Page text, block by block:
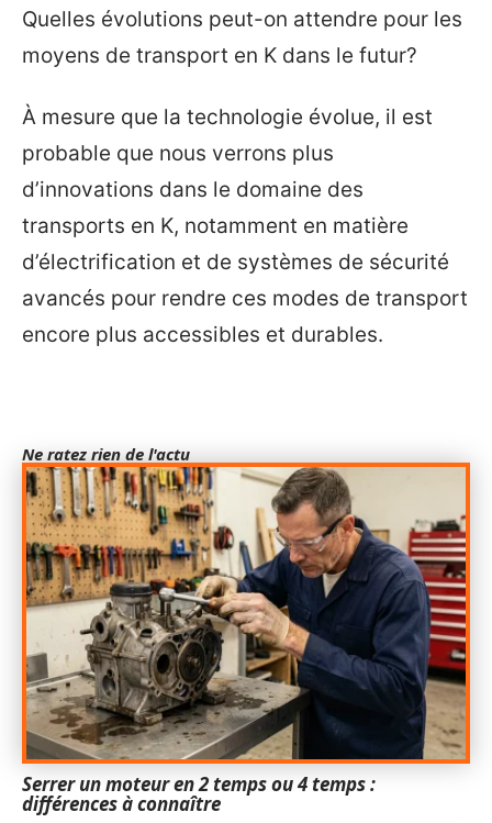
Quelles évolutions peut-on attendre pour les
moyens de transport en K dans le futur?
À mesure que la technologie évolue, il est
probable que nous verrons plus
d’innovations dans le domaine des
transports en K, notamment en matière
d’électrification et de systèmes de sécurité
avancés pour rendre ces modes de transport
encore plus accessibles et durables.
Ne ratez rien de l'actu
Serrer un moteur en 2 temps ou 4 temps :
différences à connaître